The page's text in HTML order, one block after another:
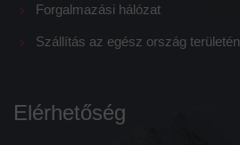
Forgalmazási hálózat
Szállítás az egész ország területén
Elérhetőség